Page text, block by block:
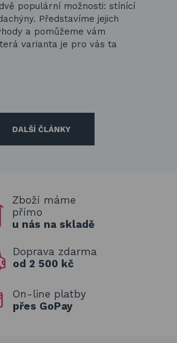
populární možnosti: stínící
Představíme jejich
a pomůžeme vám
varianta je pro vás ta
DALŠÍ ČLÁNKY
Zboží máme
přímo
u nás na skladě
Doprava zdarma
od 2 500 kč
On-line platby
přes GoPay